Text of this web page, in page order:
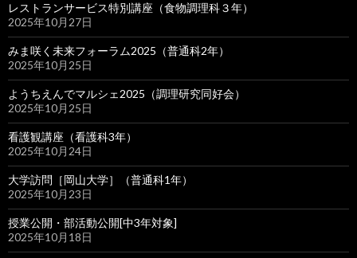
レストランサービス特別講座（食物調理科３年）
2025年10月27日
みま咲く未来フォーラム2025（普通科2年）
2025年10月25日
ようちえんでマルシェ2025（調理研究同好会）
2025年10月25日
看護観講座（看護科3年）
2025年10月24日
大学訪問［岡山大学］（普通科1年）
2025年10月23日
授業公開・部活動公開[中3年対象]
2025年10月18日